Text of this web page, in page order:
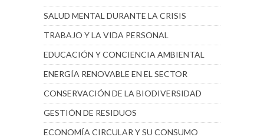
SALUD MENTAL DURANTE LA CRISIS
TRABAJO Y LA VIDA PERSONAL
EDUCACIÓN Y CONCIENCIA AMBIENTAL
ENERGÍA RENOVABLE EN EL SECTOR
CONSERVACIÓN DE LA BIODIVERSIDAD
GESTIÓN DE RESIDUOS
ECONOMÍA CIRCULAR Y SU CONSUMO